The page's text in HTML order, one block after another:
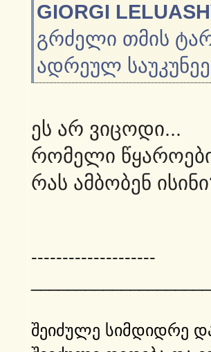
GIORGI
გრძელი თმის
ადრეულ
ეს არ ვიცოდი...
რომელი
რას ამბობენ
--------------------
შეიძულე სიმდიდრე